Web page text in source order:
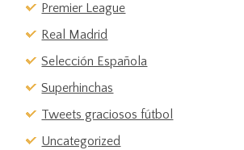
Premier League
Real Madrid
Selección Española
Superhinchas
Tweets graciosos fútbol
Uncategorized